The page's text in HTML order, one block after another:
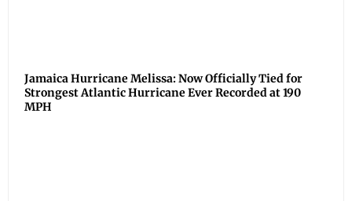
Jamaica Hurricane Melissa: Now Officially Tied for
Strongest Atlantic Hurricane Ever Recorded at 190
MPH